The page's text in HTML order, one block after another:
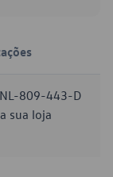
809-443-D
sua loja